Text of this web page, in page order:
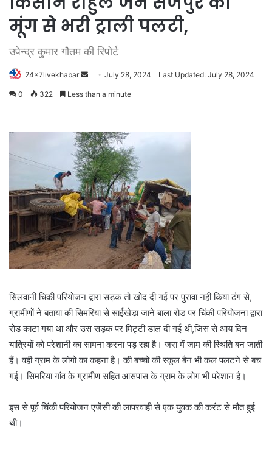
मूंग से भरी ट्राली पलटी,
उपेन्द्र कुमार गौतम की रिपोर्ट
24x7livekhabar
SendJuly 28, 2024 Last Updated: July 28, 2024
0 322 Less than a minute
सिलवानी चिंकी परियोजन द्वारा सड़क तो खोद दी गई पर पुरावा नही किया ढंग से,
ग्रामीणों ने बताया की सिमरिया से साईखेड़ा जाने बाला रोड पर चिंकी परियोजना द्वारा
रोड काटा गया था और उस सड़क पर मिट्टी डाल दी गई थी,जिस से आय दिन
यात्रियों को परेशानी का सामना करना पड़ रहा है। जरा में जाम की स्थिति बन जाती
हैं। वही ग्राम के लोगो का कहना है। की बच्चो की स्कूल बैन भी कल पलटने से बच
गई। सिमरिया गांव के ग्रामीण सहित आसपास के ग्राम के लोग भी परेशान है।
इस से पूर्व चिंकी परियोजन एजेंसी की लापरवाही से एक युवक की करंट से मौत हुई
थी।